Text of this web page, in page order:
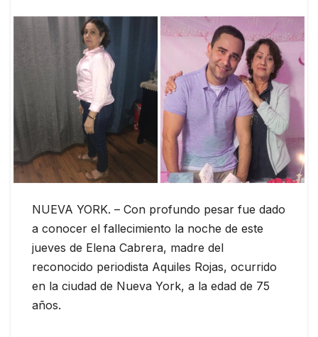
NUEVA YORK. – Con profundo pesar fue dado
a conocer el fallecimiento la noche de este
jueves de Elena Cabrera, madre del
reconocido periodista Aquiles Rojas, ocurrido
en la ciudad de Nueva York, a la edad de 75
años.